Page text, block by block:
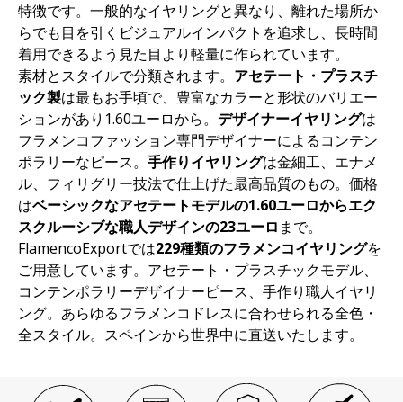
特徴です。一般的なイヤリングと異なり、離れた場所か
らでも目を引くビジュアルインパクトを追求し、長時間
着用できるよう見た目より軽量に作られています。
素材とスタイルで分類されます。 アセテート・プラスチ
ック製は最もお手頃で、豊富なカラーと形状のバリエー
ションがあり1.60ユーロから。 デザイナーイヤリングは
フラメンコファッション専門デザイナーによるコンテン
ポラリーなピース。 手作りイヤリングは金細工、エナメ
ル、フィリグリー技法で仕上げた最高品質のもの。価格
はベーシックなアセテートモデルの1.60ユーロからエク
スクルーシブな職人デザインの23ユーロ まで。
FlamencoExportでは229種類のフラメンコイヤリングを
ご用意しています。アセテート・プラスチックモデル、
コンテンポラリーデザイナーピース、手作り職人イヤリ
ング。あらゆるフラメンコドレスに合わせられる全色・
全スタイル。スペインから世界中に直送いたします。